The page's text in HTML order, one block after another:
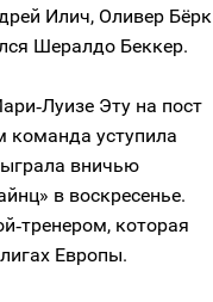
Илич, Оливер Бёрк
Шералдо Беккер.
Эту на пост
команда уступила
вничью
в воскресенье.
которая
Европы.